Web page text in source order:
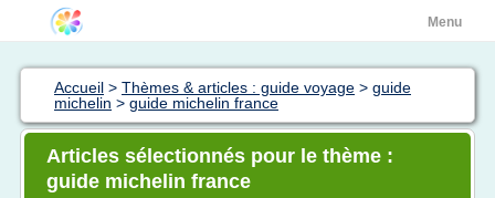
Menu
Accueil > Thèmes & articles : guide voyage > guide
michelin > guide michelin france
Articles sélectionnés pour le thème :
guide michelin france